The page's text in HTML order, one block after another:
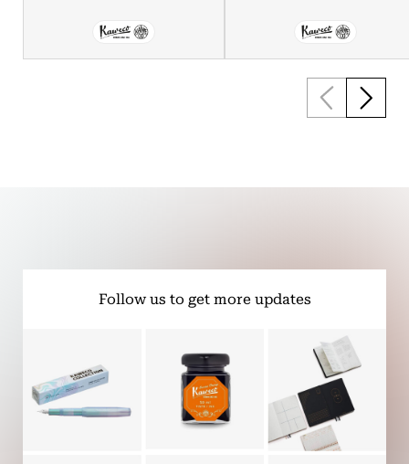
Follow us to get more updates